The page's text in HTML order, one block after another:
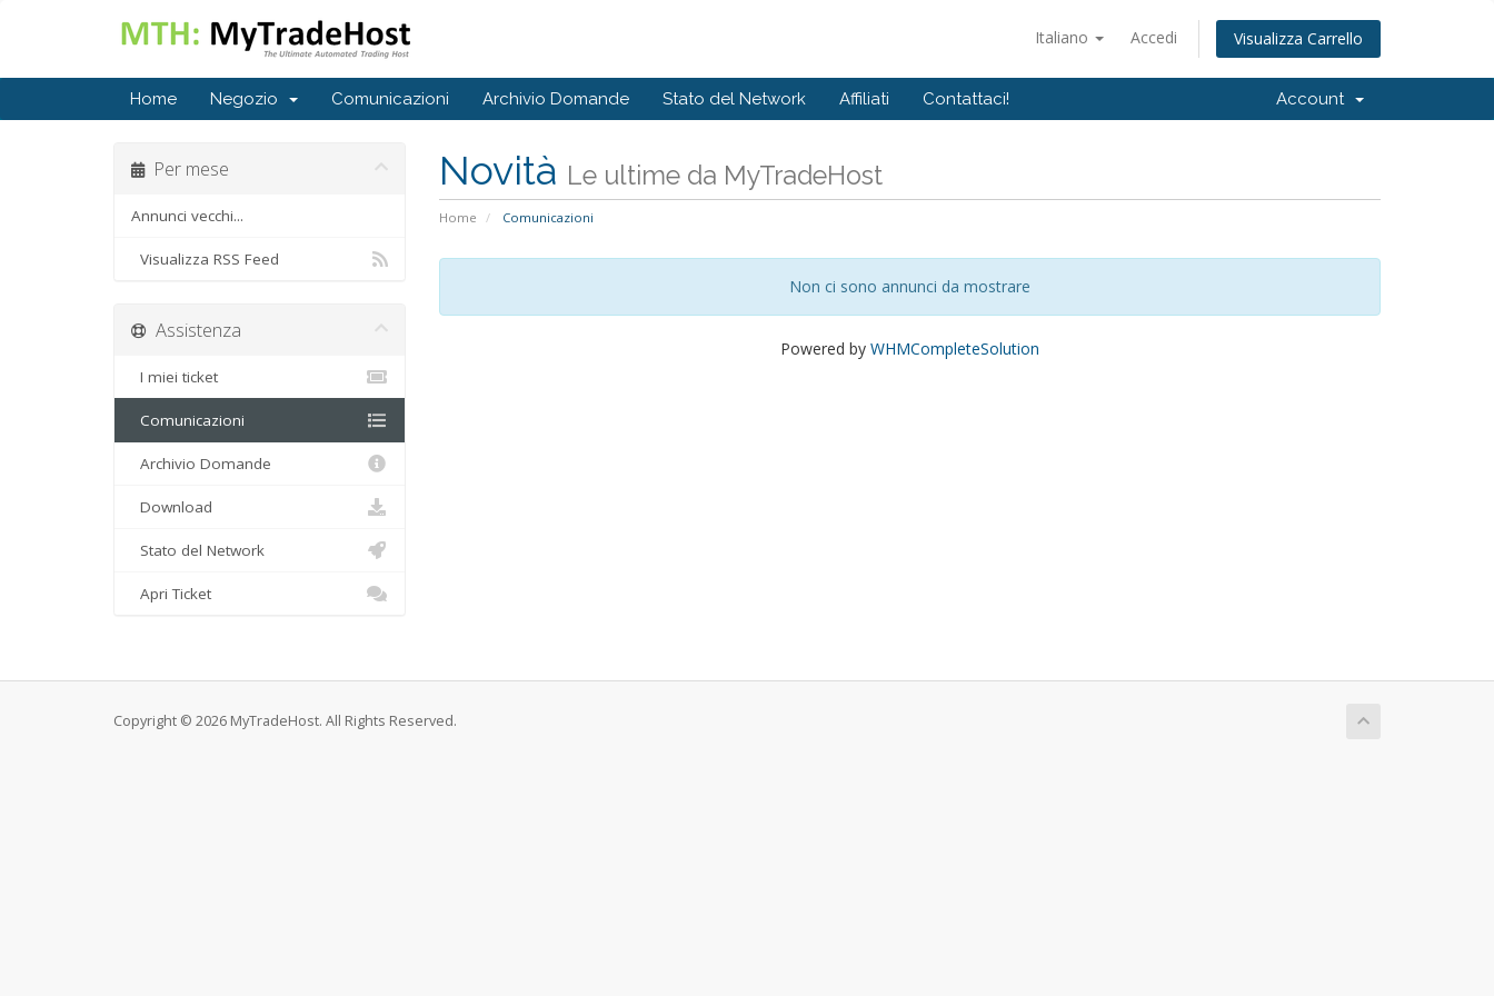
Italiano Accedi Visualizza Carrello
Home Negozio Comunicazioni Archivio Domande Stato del Network Affiliati Contattaci! Account
Novità Le ultime da MyTradeHost
Home Comunicazioni
Per mese
Annunci vecchi...
Visualizza RSS Feed
Non ci sono annunci da mostrare
Powered by WHMCompleteSolution
Assistenza
I miei ticket
Comunicazioni
Archivio Domande
Download
Stato del Network
Apri Ticket
Copyright © 2026 MyTradeHost. All Rights Reserved.